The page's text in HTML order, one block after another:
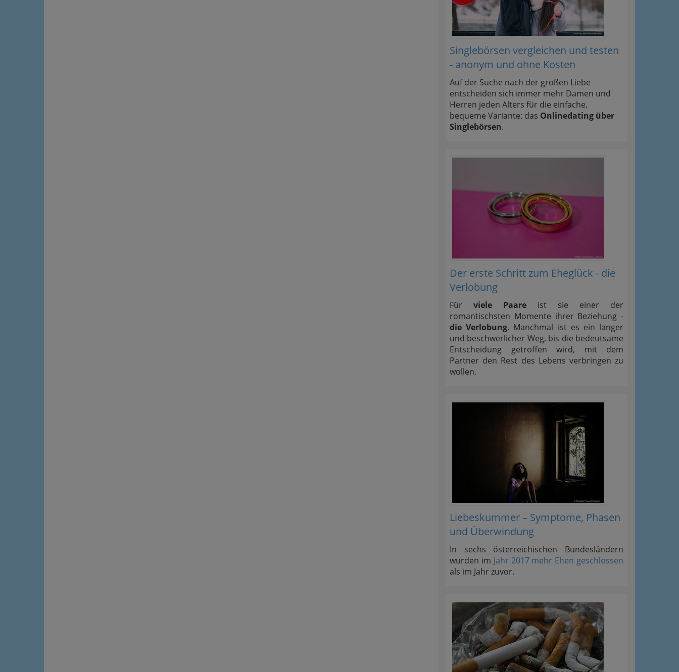
Singlebörsen vergleichen und testen
- anonym und ohne Kosten
Auf der Suche nach der großen Liebe
entscheiden sich immer mehr Damen und
Herren jeden Alters für die einfache,
bequeme Variante: das Onlinedating über
Singlebörsen.
Der erste Schritt zum Eheglück - die
Verlobung
Für viele Paare ist sie einer der
romantischsten Momente ihrer Beziehung -
die Verlobung. Manchmal ist es ein langer
und beschwerlicher Weg, bis die bedeutsame
Entscheidung getroffen wird, mit dem
Partner den Rest des Lebens verbringen zu
wollen.
Liebeskummer – Symptome, Phasen
und Überwindung
In sechs österreichischen Bundesländern
wurden im Jahr 2017 mehr Ehen geschlossen
als im Jahr zuvor.